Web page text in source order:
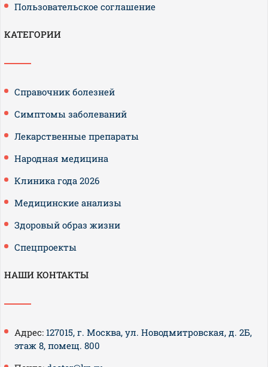
Пользовательское соглашение
КАТЕГОРИИ
Справочник болезней
Симптомы заболеваний
Лекарственные препараты
Народная медицина
Клиника года 2026
Медицинские анализы
Здоровый образ жизни
Спецпроекты
НАШИ КОНТАКТЫ
Адрес: 127015, г. Москва, ул. Новодмитровская, д. 2Б,
этаж 8, помещ. 800